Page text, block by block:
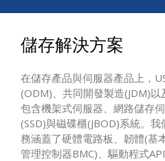
儲存解決方案
在儲存產品與伺服器產品上，
(ODM)、共同開發製造(JDM)
包含機架式伺服器、網路儲存
(SSD)與磁碟櫃(JBOD)系統。
務涵蓋了硬體電路板、韌體(基
管理控制器BMC)、驅動程式